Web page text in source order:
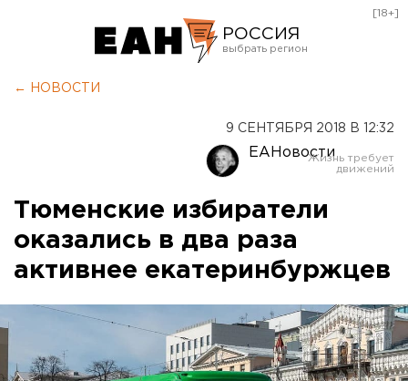
РОССИЯ
Оренбург
[18+]
← НОВОСТИ
9 СЕНТЯБРЯ 2018 В 12:32
ЕАНовости
Тюменские избиратели
оказались в два раза
активнее екатеринбуржцев